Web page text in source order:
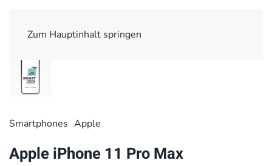
Zum Hauptinhalt springen
Smart­phones Apple
Apple iPhone 11 Pro Max